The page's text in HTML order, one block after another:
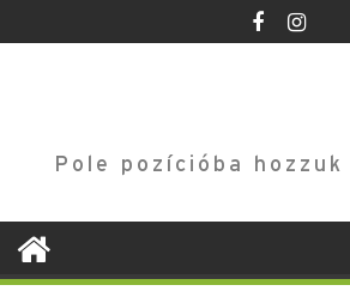
to
Pole pozícióba